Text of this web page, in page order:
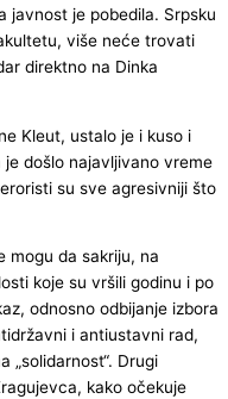
javnost je pobedila. Srpsku
više neće trovati
direktno na Dinka
Kleut, ustalo je i kuso i
došlo najavljivano vreme
su sve agresivniji što
mogu da sakriju, na
koje su vršili godinu i po
odnosno odbijanje izbora
i antiustavni rad,
„solidarnost“. Drugi
kako očekuje